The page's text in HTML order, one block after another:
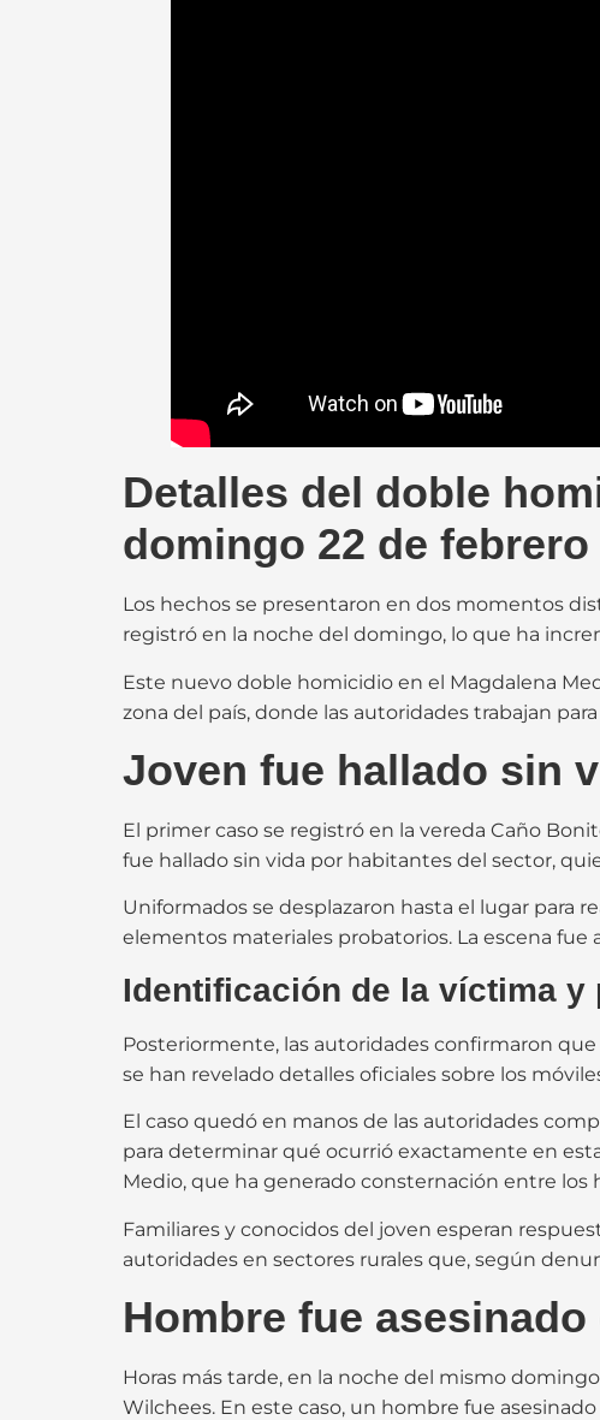
Detalles del doble
domingo 22 de febrero
Los hechos se presentaron en dos momentos
registró en la noche del domingo, lo que ha
Este nuevo doble homicidio en el Magdalena
zona del país, donde las autoridades trabajan
Joven fue hallado sin
El primer caso se registró en la vereda Caño
fue hallado sin vida por habitantes del sector,
Uniformados se desplazaron hasta el lugar para
elementos materiales probatorios. La escena
Identificación de la víctima
Posteriormente, las autoridades confirmaron
se han revelado detalles oficiales sobre los
El caso quedó en manos de las autoridades
para determinar qué ocurrió exactamente en
Medio, que ha generado consternación entre los
Familiares y conocidos del joven esperan
autoridades en sectores rurales que, según
Hombre fue
Horas más tarde, en la noche del mismo
Wilchees. En este caso, un hombre fue